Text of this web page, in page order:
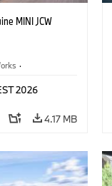
MINI JCW
·
2026
4.17 MB